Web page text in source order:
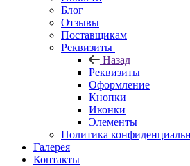
Блог
Отзывы
Поставщикам
Реквизиты
Назад
Реквизиты
Оформление
Кнопки
Иконки
Элементы
Политика
Галерея
Контакты